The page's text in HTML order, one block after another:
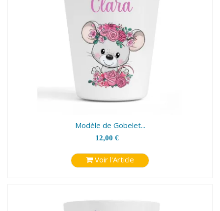
Modèle de Gobelet...
12,00 €
Voir l'Article